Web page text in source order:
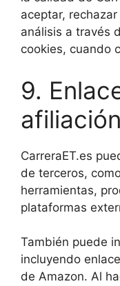
aceptar,
análisis a través
cookies, cuando
9.
afiliación
CarreraET.es
de terceros,
herramientas,
plataformas
También puede
incluyendo
de Amazon. Al